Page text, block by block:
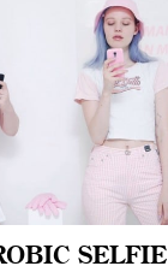
SELFIE